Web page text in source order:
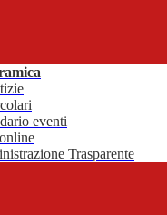
eventi
Trasparente